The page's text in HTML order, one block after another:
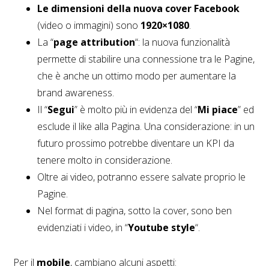
Le dimensioni della nuova cover Facebook
(video o immagini) sono 1920×1080.
La “page attribution“: la nuova funzionalità
permette di stabilire una connessione tra le Pagine,
che è anche un ottimo modo per aumentare la
brand awareness.
Il “Segui” è molto più in evidenza del “Mi piace” ed
esclude il like alla Pagina. Una considerazione: in un
futuro prossimo potrebbe diventare un KPI da
tenere molto in considerazione.
Oltre ai video, potranno essere salvate proprio le
Pagine.
Nel format di pagina, sotto la cover, sono ben
evidenziati i video, in “Youtube style“.
Per il mobile, cambiano alcuni aspetti: